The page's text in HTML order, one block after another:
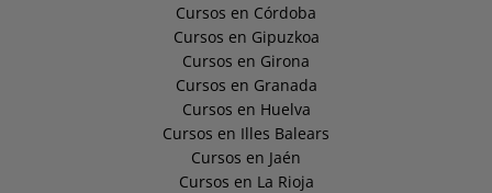
Cursos en Córdoba
Cursos en Gipuzkoa
Cursos en Girona
Cursos en Granada
Cursos en Huelva
Cursos en Illes Balears
Cursos en Jaén
Cursos en La Rioja